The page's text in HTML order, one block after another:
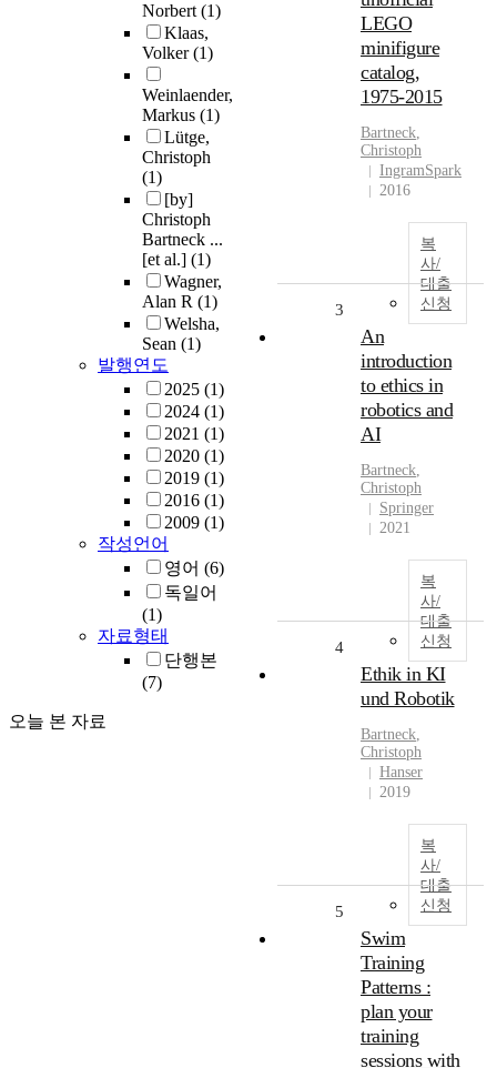
Norbert(1)
Klaas,
Volker(1)
Weinlaender,
Markus (1)
Lütge,
Christoph
(1)
[by]
Christoph
Bartneck ...
[et al.] (1)
Wagner,
Alan R (1)
Welsha,
Sean (1)
발행연도
2025 (1)
2024 (1)
2021 (1)
2020 (1)
2019 (1)
2016 (1)
2009 (1)
작성언어
영어 (6)
독일어
(1)
자료형태
단행본
(7)
오늘 본 자료
LEGO
minifigure
catalog,
1975-2015
Bartneck,
Christoph
IngramSpark
2016
복
사/
대출
신청
3
An
introduction
to ethics in
robotics and
AI
Bartneck,
Christoph
Springer
2021
복
사/
대출
신청
4
Ethik in KI
und Robotik
Bartneck,
Christoph
Hanser
2019
복
사/
대출
신청
5
Swim
Training
Patterns :
plan your
training
sessions with